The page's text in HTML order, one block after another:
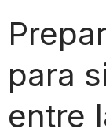
para
entre